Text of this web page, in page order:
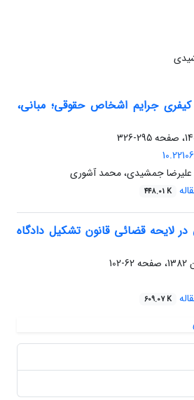
جرایم اشخاص حقوقی؛ مبانی،
295-326
علیرضا جمشیدی، محمد آشوری
448.01 K
لایحه قضائی قانون تشکیل دادگاه
62-102
609.07 K